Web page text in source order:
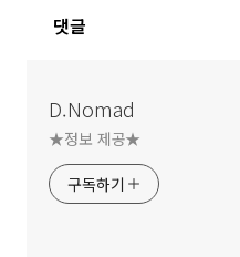
댓글
D.Nomad
★정보 제공★
구독하기